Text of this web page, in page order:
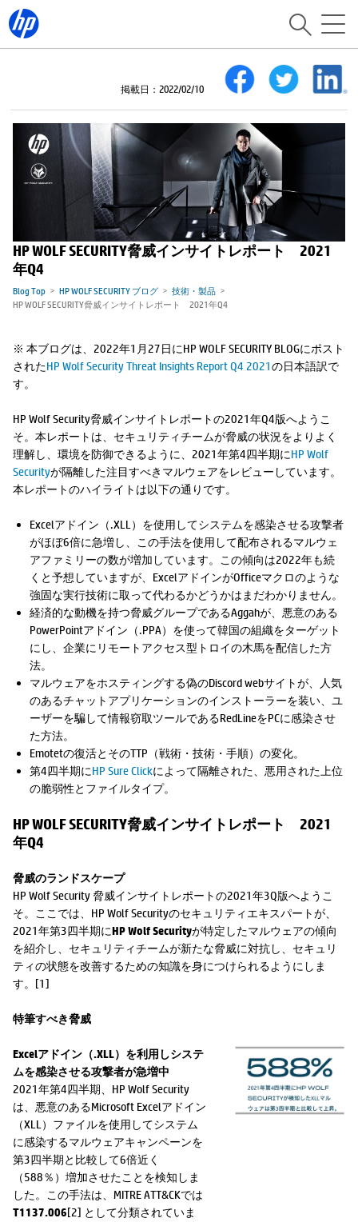
掲載日：2022/02/10
HP WOLF SECURITY脅威インサイトレポート 2021
年Q4
Blog Top HP WOLF SECURITY ブログ
技術・製品
HP WOLF SECURITY脅威インサイトレポート 2021年Q4
※ 本ブログは、2022年1月27日にHP WOLF SECURITY BLOGにポスト
されたHP Wolf Security Threat Insights Report Q4 2021の日本語訳で
す。
HP Wolf Security脅威インサイトレポートの2021年Q4版へようこ
そ。本レポートは、セキュリティチームが脅威の状況をよりよく
理解し、環境を防御できるように、2021年第4四半期にHP Wolf
Securityが隔離した注目すべきマルウェアをレビューしています。
本レポートのハイライトは以下の通りです。
Excelアドイン（.XLL）を使用してシステムを感染させる攻撃者
がほぼ6倍に急増し、この手法を使用して配布されるマルウェ
アファミリーの数が増加しています。この傾向は2022年も続
くと予想していますが、ExcelアドインがOfficeマクロのような
強固な実行技術に取って代わるかどうかはまだわかりません。
経済的な動機を持つ脅威グループであるAggahが、悪意のある
PowerPointアドイン（.PPA）を使って韓国の組織をターゲット
にし、企業にリモートアクセス型トロイの木馬を配信した方
法。
マルウェアをホスティングする偽のDiscord webサイトが、人気
のあるチャットアプリケーションのインストーラーを装い、ユ
ーザーを騙して情報窃取ツールであるRedLineをPCに感染させ
た方法。
Emotetの復活とそのTTP（戦術・技術・手順）の変化。
第4四半期にHP Sure Clickによって隔離された、悪用された上位
の脆弱性とファイルタイプ。
HP WOLF SECURITY脅威インサイトレポート 2021
年Q4
脅威のランドスケープ
HP Wolf Security 脅威インサイトレポートの2021年3Q版へようこ
そ。ここでは、HP Wolf Securityのセキュリティエキスパートが、
2021年第3四半期にHP Wolf Securityが特定したマルウェアの傾向
を紹介し、セキュリティチームが新たな脅威に対抗し、セキュリ
ティの状態を改善するための知識を身につけられるようにしま
す。[1]
特筆すべき脅威
Excelアドイン（.XLL）を利用しシステ
ムを感染させる攻撃者が急増中
2021年第4四半期、HP Wolf Security
は、悪意のあるMicrosoft Excelアドイン
（XLL）ファイルを使用してシステム
に感染するマルウェアキャンペーンを
第3四半期と比較して6倍近く
（588％）増加させたことを検知しま
した。この手法は、MITRE ATT&CKでは
T1137.006[2] として分類されていま